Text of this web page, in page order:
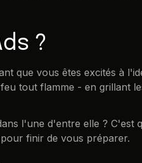
?
que vous êtes excités à
tout flamme - en grillant
l'une d'entre elle ? C'est
finir de vous préparer.